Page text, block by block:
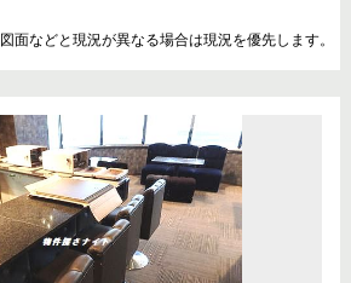
図面などと現況が異なる場合は現況を優先します。